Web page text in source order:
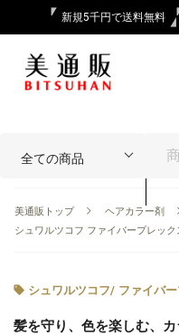
新規5千円で送料無料
美通販トップ ヘアカラー剤
シュワルツコフ ファイバープレッ
シュワルツコフ/ ファイバ
髪を守り、色を楽しむ、